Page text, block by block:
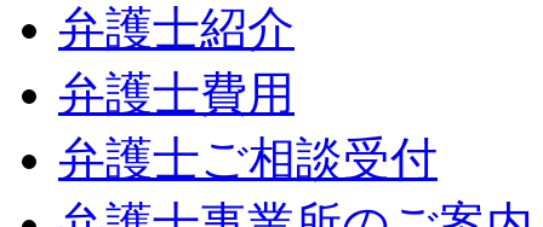
弁護士紹介
弁護士費用
弁護士ご相談受付